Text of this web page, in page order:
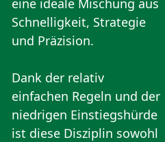
eine ideale Mischung aus
Schnelligkeit, Strategie
und Präzision.
Dank der relativ
einfachen Regeln und der
niedrigen Einstiegshürde
ist diese Disziplin sowohl